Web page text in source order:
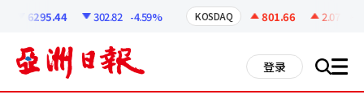
6295.44 302.82 -4.59% KOSDAQ 801.66 2.07
登录 搜 all